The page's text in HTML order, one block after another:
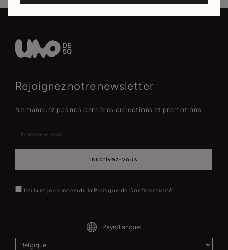
Rejoignez notre newsletter
Ne manquez pas nos dernières collections et promotions
Inscrivez-vous
J'ai lu et je comprends la Politique de Confidentialité
Pays/Langue: